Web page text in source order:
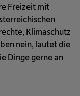
Freizeit mit
Klimaschutz
nein, lautet die
Dinge gerne an